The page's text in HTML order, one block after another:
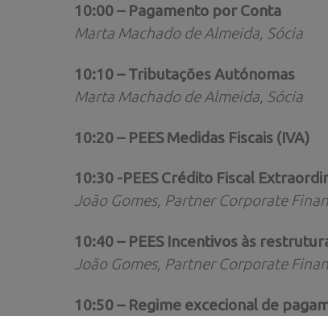
10:00 – Pagamento por Conta
Marta Machado de Almeida, Sócia
10:10 – Tributações Autónomas
Marta Machado de Almeida, Sócia
10:20 – PEES Medidas Fiscais (IVA)
10:30 -PEES Crédito Fiscal
João Gomes, Partner Corporate
10:40 – PEES Incentivos às
João Gomes, Partner Corporate
10:50 – Regime excecional de